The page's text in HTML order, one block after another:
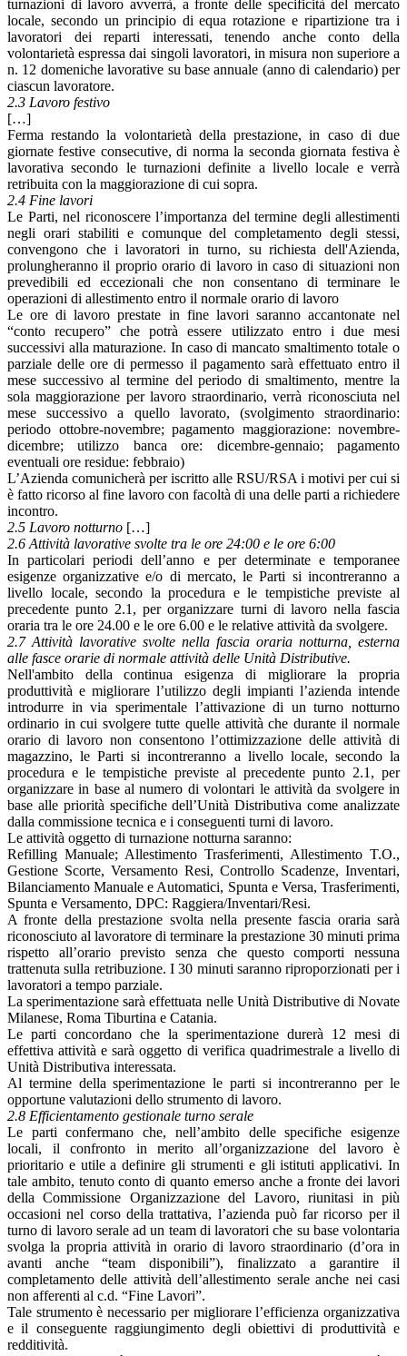
turnazioni di lavoro avverrà, a fronte delle specificità del mercato
locale, secondo un principio di equa rotazione e ripartizione tra i
lavoratori dei reparti interessati, tenendo anche conto della
volontarietà espressa dai singoli lavoratori, in misura non superiore a
n. 12 domeniche lavorative su base annuale (anno di calendario) per
ciascun lavoratore.
2.3 Lavoro festivo
[…]
Ferma restando la volontarietà della prestazione, in caso di due
giornate festive consecutive, di norma la seconda giornata festiva è
lavorativa secondo le turnazioni definite a livello locale e verrà
retribuita con la maggiorazione di cui sopra.
2.4 Fine lavori
Le Parti, nel riconoscere l’importanza del termine degli allestimenti
negli orari stabiliti e comunque del completamento degli stessi,
convengono che i lavoratori in turno, su richiesta dell'Azienda,
prolungheranno il proprio orario di lavoro in caso di situazioni non
prevedibili ed eccezionali che non consentano di terminare le
operazioni di allestimento entro il normale orario di lavoro
Le ore di lavoro prestate in fine lavori saranno accantonate nel
“conto recupero” che potrà essere utilizzato entro i due mesi
successivi alla maturazione. In caso di mancato smaltimento totale o
parziale delle ore di permesso il pagamento sarà effettuato entro il
mese successivo al termine del periodo di smaltimento, mentre la
sola maggiorazione per lavoro straordinario, verrà riconosciuta nel
mese successivo a quello lavorato, (svolgimento straordinario:
periodo ottobre-novembre; pagamento maggiorazione: novembre-
dicembre; utilizzo banca ore: dicembre-gennaio; pagamento
eventuali ore residue: febbraio)
L’Azienda comunicherà per iscritto alle RSU/RSA i motivi per cui si
è fatto ricorso al fine lavoro con facoltà di una delle parti a richiedere
incontro.
2.5 Lavoro notturno […]
2.6 Attività lavorative svolte tra le ore 24:00 e le ore 6:00
In particolari periodi dell’anno e per determinate e temporanee
esigenze organizzative e/o di mercato, le Parti si incontreranno a
livello locale, secondo la procedura e le tempistiche previste al
precedente punto 2.1, per organizzare turni di lavoro nella fascia
oraria tra le ore 24.00 e le ore 6.00 e le relative attività da svolgere.
2.7 Attività lavorative svolte nella fascia oraria notturna, esterna
alle fasce orarie di normale attività delle Unità Distributive.
Nell'ambito della continua esigenza di migliorare la propria
produttività e migliorare l’utilizzo degli impianti l’azienda intende
introdurre in via sperimentale l’attivazione di un turno notturno
ordinario in cui svolgere tutte quelle attività che durante il normale
orario di lavoro non consentono l’ottimizzazione delle attività di
magazzino, le Parti si incontreranno a livello locale, secondo la
procedura e le tempistiche previste al precedente punto 2.1, per
organizzare in base al numero di volontari le attività da svolgere in
base alle priorità specifiche dell’Unità Distributiva come analizzate
dalla commissione tecnica e i conseguenti turni di lavoro.
Le attività oggetto di turnazione notturna saranno:
Refilling Manuale; Allestimento Trasferimenti, Allestimento T.O.,
Gestione Scorte, Versamento Resi, Controllo Scadenze, Inventari,
Bilanciamento Manuale e Automatici, Spunta e Versa, Trasferimenti,
Spunta e Versamento, DPC: Raggiera/Inventari/Resi.
A fronte della prestazione svolta nella presente fascia oraria sarà
riconosciuto al lavoratore di terminare la prestazione 30 minuti prima
rispetto all’orario previsto senza che questo comporti nessuna
trattenuta sulla retribuzione. I 30 minuti saranno riproporzionati per i
lavoratori a tempo parziale.
La sperimentazione sarà effettuata nelle Unità Distributive di Novate
Milanese, Roma Tiburtina e Catania.
Le parti concordano che la sperimentazione durerà 12 mesi di
effettiva attività e sarà oggetto di verifica quadrimestrale a livello di
Unità Distributiva interessata.
Al termine della sperimentazione le parti si incontreranno per le
opportune valutazioni dello strumento di lavoro.
2.8 Efficientamento gestionale turno serale
Le parti confermano che, nell’ambito delle specifiche esigenze
locali, il confronto in merito all’organizzazione del lavoro è
prioritario e utile a definire gli strumenti e gli istituti applicativi. In
tale ambito, tenuto conto di quanto emerso anche a fronte dei lavori
della Commissione Organizzazione del Lavoro, riunitasi in più
occasioni nel corso della trattativa, l’azienda può far ricorso per il
turno di lavoro serale ad un team di lavoratori che su base volontaria
svolga la propria attività in orario di lavoro straordinario (d’ora in
avanti anche “team disponibili”), finalizzato a garantire il
completamento delle attività dell’allestimento serale anche nei casi
non afferenti al c.d. “Fine Lavori”.
Tale strumento è necessario per migliorare l’efficienza organizzativa
e il conseguente raggiungimento degli obiettivi di produttività e
redditività.